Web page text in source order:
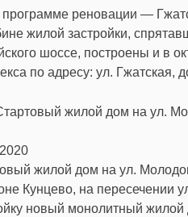
реновации —
жилой застройки,
шоссе, построены и в
по адресу: ул. Гжатская,
жилой дом на ул.
Кунцево, на пересечении
новый монолитный